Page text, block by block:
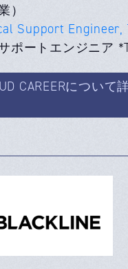
）
Support Engineer,
ポートエンジニア
CAREERについて